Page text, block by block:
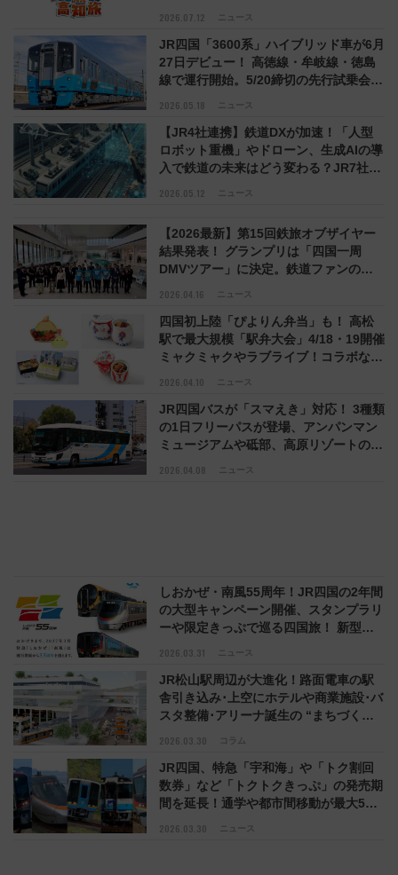
2026.07.12 ニュース
2026.05.18 ニュース
JR四国「3600系」ハイブリッド車が6月
27日デビュー！ 高徳線・牟岐線・徳島
線で運行開始。5/20締切の先行試乗会や
2026.05.12 ニュース
【JR4社連携】鉄道DXが加速！「人型
ロボット重機」やドローン、生成AIの導
入で鉄道の未来はどう変わる？JR7社に
2026.04.16 ニュース
【2026最新】第15回鉄旅オブザイヤー
結果発表！ グランプリは「四国一周
DMVツアー」に決定。鉄道ファンの心
2026.04.10 ニュース
四国初上陸「ぴよりん弁当」も！ 高松
駅で最大規模「駅弁大会」4/18・19開催
ミャクミャクやラブライブ！コラボなど
2026.04.08 ニュース
JR四国バスが「スマえき」対応！ 3種類
の1日フリーパスが登場、アンパンマン
ミュージアムや砥部、高原リゾートの観
2026.03.31 ニュース
しおかぜ・南風55周年！JR四国の2年間
の大型キャンペーン開催、スタンプラリ
ーや限定きっぷで巡る四国旅！ 新型車
2026.03.30 コラム
JR松山駅周辺が大進化！路面電車の駅
舎引き込み･上空にホテルや商業施設･バ
スタ整備･アリーナ誕生の “まちづくり
2026.03.30 ニュース
JR四国、特急「宇和海」や「トク割回
数券」など「トクトクきっぷ」の発売期
間を延長！通学や都市間移動が最大5割